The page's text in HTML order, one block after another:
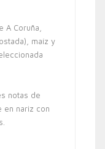
Coruña,
maíz y
notas de
en nariz con